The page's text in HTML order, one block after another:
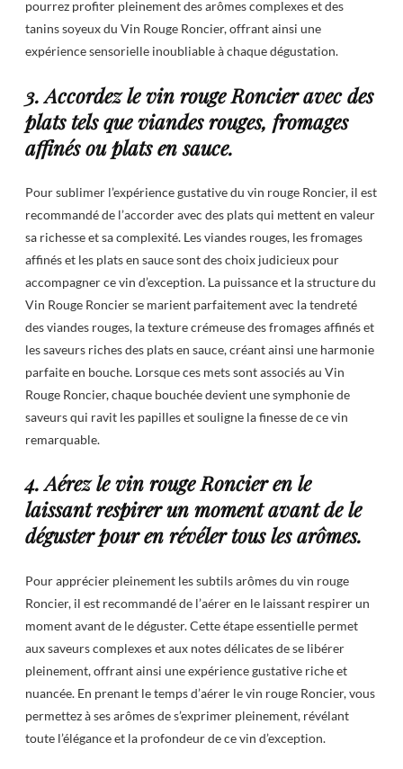
pourrez profiter pleinement des arômes complexes et des
tanins soyeux du Vin Rouge Roncier, offrant ainsi une
expérience sensorielle inoubliable à chaque dégustation.
3. Accordez le vin rouge Roncier avec des
plats tels que viandes rouges, fromages
affinés ou plats en sauce.
Pour sublimer l’expérience gustative du vin rouge Roncier, il est
recommandé de l’accorder avec des plats qui mettent en valeur
sa richesse et sa complexité. Les viandes rouges, les fromages
affinés et les plats en sauce sont des choix judicieux pour
accompagner ce vin d’exception. La puissance et la structure du
Vin Rouge Roncier se marient parfaitement avec la tendreté
des viandes rouges, la texture crémeuse des fromages affinés et
les saveurs riches des plats en sauce, créant ainsi une harmonie
parfaite en bouche. Lorsque ces mets sont associés au Vin
Rouge Roncier, chaque bouchée devient une symphonie de
saveurs qui ravit les papilles et souligne la finesse de ce vin
remarquable.
4. Aérez le vin rouge Roncier en le
laissant respirer un moment avant de le
déguster pour en révéler tous les arômes.
Pour apprécier pleinement les subtils arômes du vin rouge
Roncier, il est recommandé de l’aérer en le laissant respirer un
moment avant de le déguster. Cette étape essentielle permet
aux saveurs complexes et aux notes délicates de se libérer
pleinement, offrant ainsi une expérience gustative riche et
nuancée. En prenant le temps d’aérer le vin rouge Roncier, vous
permettez à ses arômes de s’exprimer pleinement, révélant
toute l’élégance et la profondeur de ce vin d’exception.